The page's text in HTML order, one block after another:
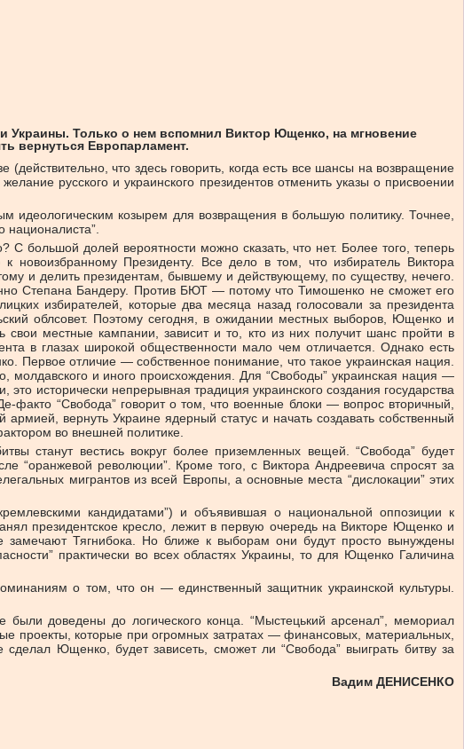
Украины. Только о нем вспомнил Виктор Ющенко, на мгновение
вернуться Европарламент.
что здесь говорить, когда есть все шансы на возвращение
русского и украинского президентов отменить указы о присвоении
идеологическим козырем для возвращения в большую политику. Точнее,
националиста”.
большой долей вероятности можно сказать, что нет. Более того, теперь
новоизбранному Президенту. Все дело в том, что избиратель Виктора
и делить президентам, бывшему и действующему, по существу, нечего.
Степана Бандеру. Против БЮТ — потому что Тимошенко не сможет его
избирателей, которые два месяца назад голосовали за президента
облсовет. Поэтому сегодня, в ожидании местных выборов, Ющенко и
свои местные кампании, зависит и то, кто из них получит шанс пройти в
в глазах широкой общественности мало чем отличается. Однако есть
Первое отличие — собственное понимание, что такое украинская нация.
молдавского и иного происхождения. Для “Свободы” украинская нация —
исторически непрерывная традиция украинского создания государства
факто “Свобода” говорит о том, что военные блоки — вопрос вторичный,
вернуть Украине ядерный статус и начать создавать собственный
во внешней политике.
станут вестись вокруг более приземленных вещей. “Свобода” будет
“оранжевой революции”. Кроме того, с Виктора Андреевича спросят за
мигрантов из всей Европы, а основные места “дислокации” этих
кандидатами”) и объявившая о национальной оппозиции к
президентское кресло, лежит в первую очередь на Викторе Ющенко и
Тягнибока. Но ближе к выборам они будут просто вынуждены
практически во всех областях Украины, то для Ющенко Галичина
о том, что он — единственный защитник украинской культуры.
доведены до логического конца. “Мыстецький арсенал”, мемориал
проекты, которые при огромных затратах — финансовых, материальных,
Ющенко, будет зависеть, сможет ли “Свобода” выиграть битву за
Вадим ДЕНИСЕНКО